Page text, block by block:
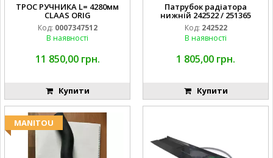
ТРОС РУЧНИКА L= 4280мм
CLAAS ORIG
Код: 0007347512
В наявності
11 850,00 грн.
Купити
Патрубок радіатора
нижній 242522 / 251365
Код: 242522
В наявності
1 805,00 грн.
Купити
MANITOU